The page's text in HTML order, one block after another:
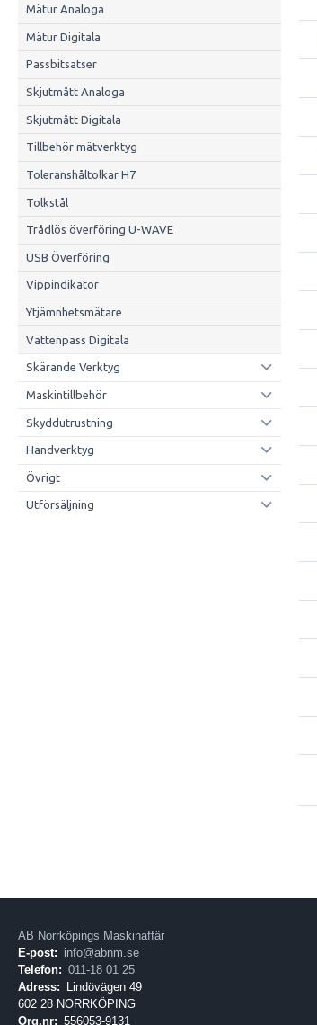
Mätur Analoga
Mätur Digitala
Passbitsatser
Skjutmått Analoga
Skjutmått Digitala
Tillbehör mätverktyg
Toleranshåltolkar H7
Tolkstål
Trådlös överföring U-WAVE
USB Överföring
Vippindikator
Ytjämnhetsmätare
Vattenpass Digitala
Skärande Verktyg
Maskintillbehör
Skyddutrustning
Handverktyg
Övrigt
Utförsäljning
AB Norrköpings Maskinaffär
E-post: info@abnm.se
Telefon: 011-18 01 25
Adress:
Lindövägen 49
602 28 NORRKÖPING
Org.nr: 556053-9131